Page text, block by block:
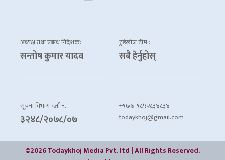
अध्यक्ष तथा प्रबन्ध निर्देशक:
सन्तोष कुमार यादव
टुडेखोज टीम :
सबै हेर्नुहोस्
सूचना विभाग दर्ता नं.
३२४८/२०७८/०७
+९७७-९८५२८३४८३४
todaykhoj@gmail.com
©2026 Todaykhoj Media Pvt. ltd | All Rights Reserved.